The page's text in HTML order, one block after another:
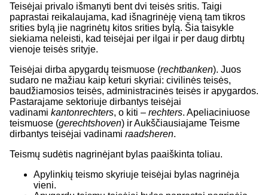
Teisėjai privalo išmanyti bent dvi teisės sritis. Taigi
paprastai reikalaujama, kad išnagrinėję vieną tam tikros
srities bylą jie nagrinėtų kitos srities bylą. Šia taisykle
siekiama neleisti, kad teisėjai per ilgai ir per daug dirbtų
vienoje teisės srityje.
Teisėjai dirba apygardų teismuose (rechtbanken). Juos
sudaro ne mažiau kaip keturi skyriai: civilinės teisės,
baudžiamosios teisės, administracinės teisės ir apygardos.
Pastarajame sektoriuje dirbantys teisėjai
vadinami kantonrechters, o kiti – rechters. Apeliaciniuose
teismuose (gerechtshoven) ir Aukščiausiajame Teisme
dirbantys teisėjai vadinami raadsheren.
Teismų sudėtis nagrinėjant bylas paaiškinta toliau.
Apylinkių teismo skyriuje teisėjai bylas nagrinėja
vieni.